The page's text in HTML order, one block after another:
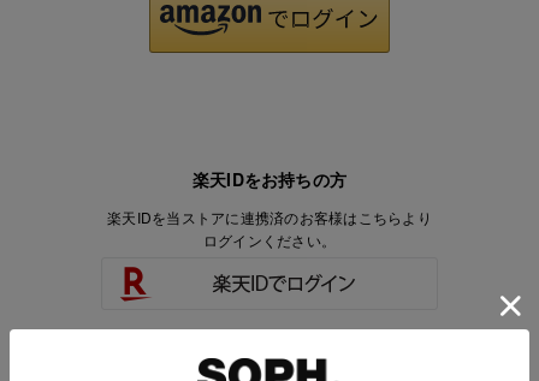
楽天IDをお持ちの方
楽天IDを当ストアに連携済のお客様はこちらより
ログインください。
楽天IDをお持ちで、当ストアのアカウントを